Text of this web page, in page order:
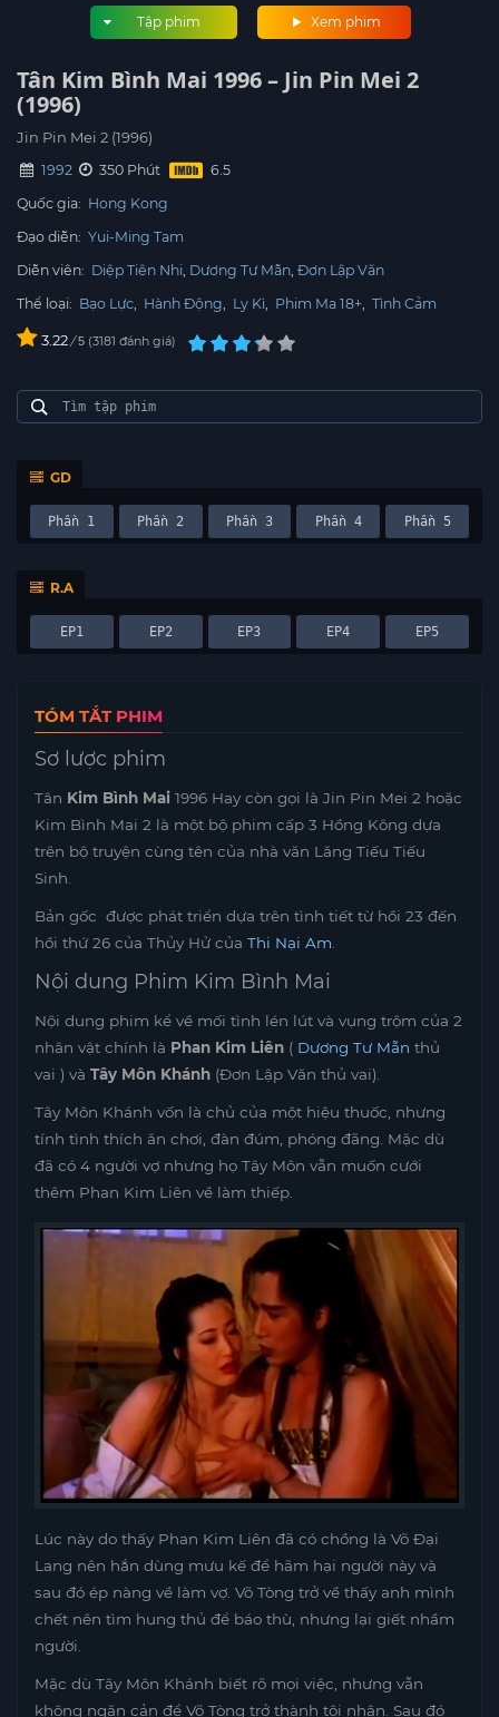
Xem phim
Tập phim
Tân Kim Bình Mai 1996 – Jin Pin Mei 2
(1996)
Jin Pin Mei 2 (1996)
1992
350 Phút
Quốc gia: Hong Kong
Đạo diễn: Yui-Ming Tam
Diễn viên: Diệp Tiên Nhi Dương Tư Mẫn Đơn Lập Văn
Thể loại: Bạo Lực, Hành Động, Ly Kì, Phim Ma 18+, Tình Cảm
3.22/ 5 3181 đánh giá
GD
Phần 1 Phần 2 Phần 3 Phần 4 Phần 5
R.A
EP1 EP2 EP3 EP4 EP5
TÓM TẮT PHIM
Sơ lược phim
Tân Kim Bình Mai 1996 Hay còn gọi là Jin Pin Mei 2 hoặc
Kim Bình Mai 2 là một bộ phim cấp 3 Hồng Kông dựa
trên bộ truyện cùng tên của nhà văn Lăng Tiếu Tiếu
Sinh.
Bản gốc được phát triển dựa trên tình tiết từ hồi 23 đến
hồi thứ 26 của Thủy Hử của Thi Nại Am
Nội dung Phim Kim Bình Mai
Nội dung phim kể về mối tình lén lút và vụng trộm của 2
nhân vật chính là Phan Kim Liên ( Dương Tư Mẫn thủ
vai ) và Tây Môn Khánh (Đơn Lập Văn thủ vai).
Tây Môn Khánh vốn là chủ của một hiệu thuốc, nhưng
tính tình thích ăn chơi, đàn đúm, phóng đãng. Mặc dù
đã có 4 người vợ nhưng họ Tây Môn vẫn muốn cưới
thêm Phan Kim Liên về làm thiếp.
Lúc này do thấy Phan Kim Liên đã có chồng là Võ Đại
Lang nên hắn dùng mưu kế để hãm hại người này và
sau đó ép nàng về làm vợ. Võ Tòng trở về thấy anh mình
chết nên tìm hung thủ để báo thù, nhưng lại giết nhầm
người.
Mặc dù Tây Môn Khánh biết rõ mọi việc, nhưng vẫn
không ngăn cản để Võ Tòng trở thành tội nhân. Sau đó